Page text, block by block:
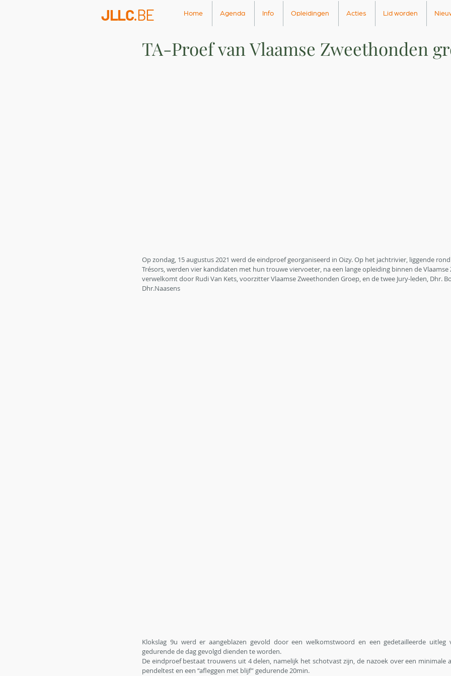
JLLC.BE Home Agenda Info Opleidingen Acties Lid worden
TA-Proef van Vlaamse Zweethonden
Op zondag, 15 augustus 2021 werd de eindproef georganiseerd in Oizy. Op het jachtrivier, liggende
Trésors, werden vier kandidaten met hun trouwe viervoeter, na een lange opleiding binnen de
verwelkomt door Rudi Van Kets, voorzitter Vlaamse Zweethonden Groep, en de twee Jury-leden, Dhr.
Dhr.Naasens
Klokslag 9u werd er aangeblazen gevold door een welkomstwoord en een gedetailleerde
gedurende de dag gevolgd dienden te worden.
De eindproef bestaat trouwens uit 4 delen, namelijk het schotvast zijn, de nazoek over een minimale
pendeltest en een “afleggen met blijf” gedurende 20min.